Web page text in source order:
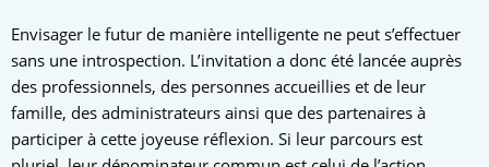
Envisager le futur de manière intelligente ne peut s’effectuer
sans une introspection. L’invitation a donc été lancée auprès
des professionnels, des personnes accueillies et de leur
famille, des administrateurs ainsi que des partenaires à
participer à cette joyeuse réflexion. Si leur parcours est